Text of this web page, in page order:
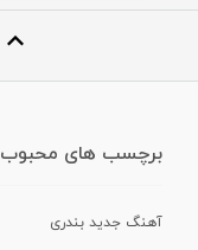
برچسب های محبوب
آهنگ جدید بندری